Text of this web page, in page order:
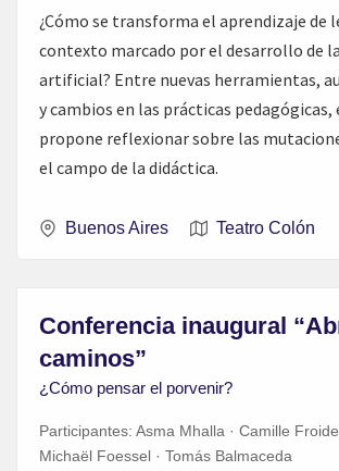
¿Cómo se transforma el aprendizaje de
contexto marcado por el desarrollo de
artificial? Entre nuevas herramientas,
y cambios en las prácticas pedagógicas,
propone reflexionar sobre las
el campo de la didáctica.
Buenos Aires Teatro Colón
Conferencia inaugural
caminos”
¿Cómo pensar el porvenir?
Participantes: Asma Mhalla · Camille
Michaël Foessel · Tomás Balmaceda